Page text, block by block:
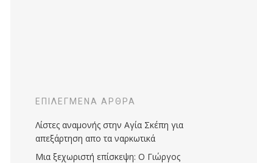
ΕΠΙΛΕΓΜΈΝΑ ΆΡΘΡΑ
Λίστες αναμονής στην Αγία Σκέπη για
απεξάρτηση απο τα ναρκωτικά
Μια ξεχωριστή επίσκεψη: Ο Γιώργος